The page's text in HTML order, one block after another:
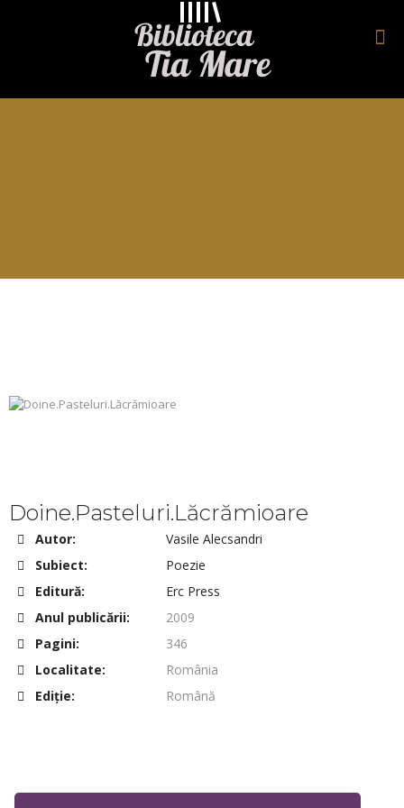
Doine.Pasteluri.Lăcrămioare
Autor:
Vasile Alecsandri
Subiect:
Poezie
Editură:
Erc Press
Anul publicării:
2009
Pagini:
346
Localitate:
România
Ediţie:
Română